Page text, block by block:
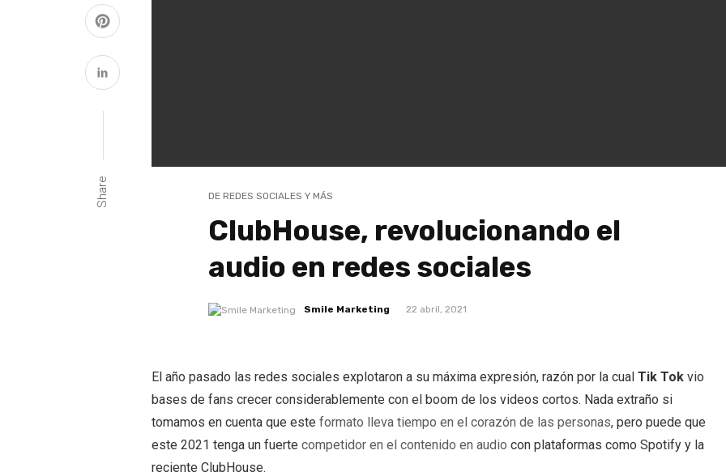
Share DE REDES SOCIALES Y MÁS
ClubHouse, revolucionando el
audio en redes sociales
Smile Marketing 22 abril, 2021
El año pasado las redes sociales explotaron a su máxima expresión, razón por la cual Tik Tok vio
bases de fans crecer considerablemente con el boom de los videos cortos. Nada extraño si
tomamos en cuenta que este formato lleva tiempo en el corazón de las personas, pero puede que
este 2021 tenga un fuerte competidor en el contenido en audio con plataformas como Spotify y la
reciente ClubHouse.